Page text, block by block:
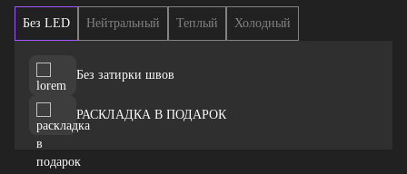
Без LED Нейтральный Теплый Холодный
Без затирки швов
РАСКЛАДКА В ПОДАРОК